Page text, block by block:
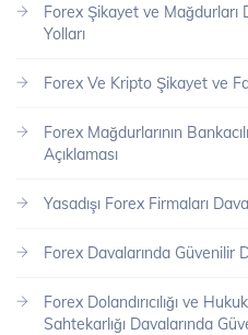
Forex Şikayet ve Mağdurları
Yolları
Forex Ve Kripto Şikayet ve
Forex Mağdurlarının
Açıklaması
Yasadışı Forex Firmaları
Forex Davalarında Güvenilir
Forex Dolandırıcılığı ve
Sahtekarlığı Davalarında